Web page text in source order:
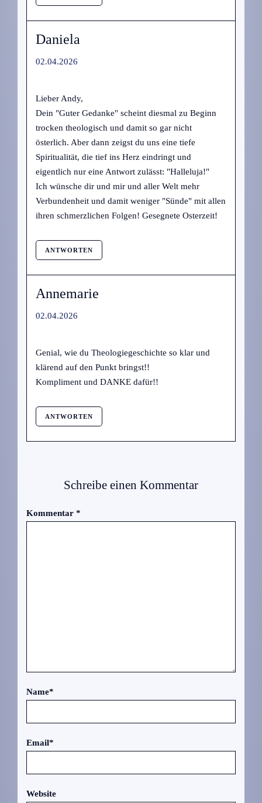
Daniela
02.04.2026
Lieber Andy,
Dein "Guter Gedanke" scheint diesmal zu Beginn
trocken theologisch und damit so gar nicht
österlich. Aber dann zeigst du uns eine tiefe
Spiritualität, die tief ins Herz eindringt und
eigentlich nur eine Antwort zulässt: "Halleluja!"
Ich wünsche dir und mir und aller Welt mehr
Verbundenheit und damit weniger "Sünde" mit allen
ihren schmerzlichen Folgen! Gesegnete Osterzeit!
ANTWORTEN
Annemarie
02.04.2026
Genial, wie du Theologiegeschichte so klar und
klärend auf den Punkt bringst!!
Kompliment und DANKE dafür!!
ANTWORTEN
Schreibe einen Kommentar
Kommentar *
Name*
Email*
Website